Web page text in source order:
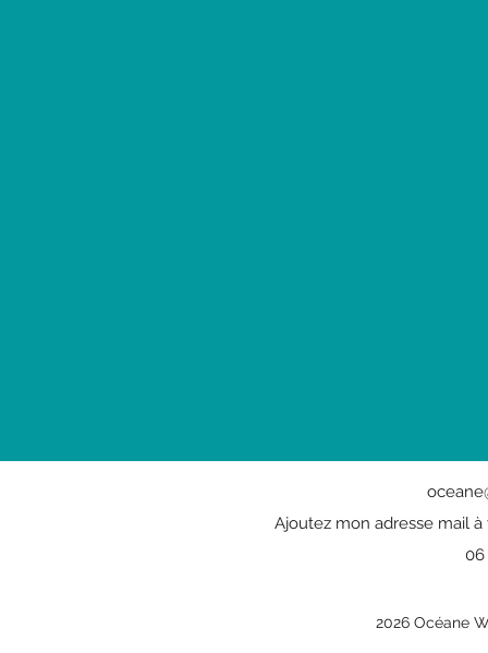
Ajoutez mon adresse mail
06
2026 Océane